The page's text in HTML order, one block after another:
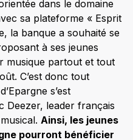
dans le domaine
sa plateforme « Esprit
la banque a souhaité se
à ses jeunes
musique partout et tout
C’est donc tout
s’est
Deezer, leader français
Ainsi, les jeunes
pourront bénéficier